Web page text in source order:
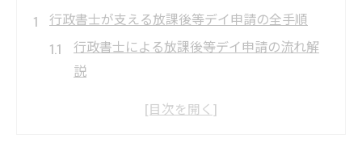
行政書士が支える放課後等デイ申請の全手順
行政書士による放課後等デイ申請の流れ解
説